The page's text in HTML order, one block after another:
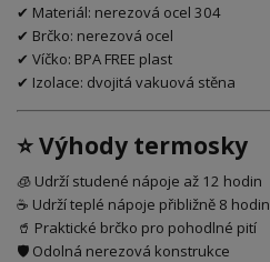
✔ Materiál: nerezová ocel 304
✔ Brčko: nerezová ocel
✔ Víčko: BPA FREE plast
✔ Izolace: dvojitá vakuová stěna
⭐ Výhody termosky
🧊 Udrží studené nápoje až 12 hodin
☕ Udrží teplé nápoje přibližně 8 hodin
🥤 Praktické brčko pro pohodlné pití
🛡 Odolná nerezová konstrukce